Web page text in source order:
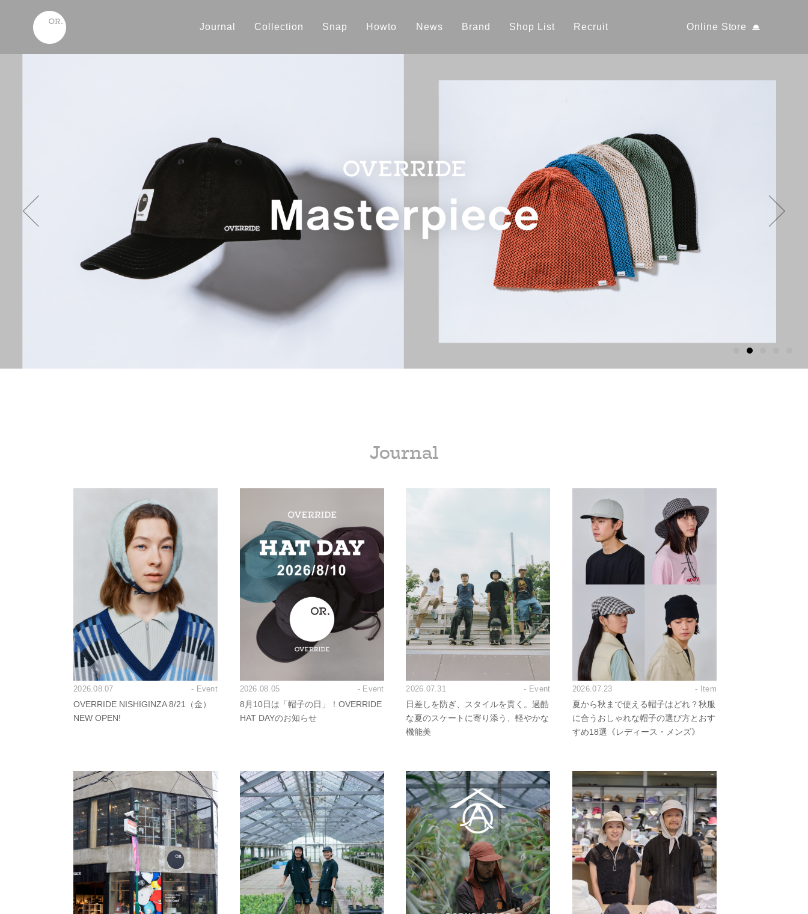
Online Store
Journal Collection Snap Howto News Brand Shop List Recruit
Journal
2026.08.07 - Event
OVERRIDE NISHIGINZA 8/21（金）
NEW OPEN!
2026.08.05 - Event
8月10日は「帽子の日」！OVERRIDE
HAT DAYのお知らせ
2026.07.31 - Event
日差しを防ぎ、スタイルを貫く。過酷
な夏のスケートに寄り添う、軽やかな
機能美
2026.07.23 - Item
夏から秋まで使える帽子はどれ？秋服
に合うおしゃれな帽子の選び方とおす
すめ18選《レディース・メンズ》